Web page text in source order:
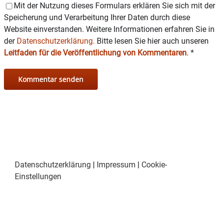
Mit der Nutzung dieses Formulars erklären Sie sich mit der
Speicherung und Verarbeitung Ihrer Daten durch diese
Website einverstanden. Weitere Informationen erfahren Sie in
der Datenschutzerklärung. Bitte lesen Sie hier auch unseren
Leitfaden für die Veröffentlichung von Kommentaren. *
Datenschutzerklärung | Impressum | Cookie-
Einstellungen